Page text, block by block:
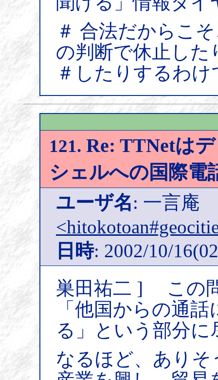
＃ 合法だからこ
の判断で休止した
＃したりするわけ
121. Re: TTNetは
シェルへの国際電
ユーザ名: 一言庵
日時: 2002/10/
巣田祐二 ] この
「他国からの通
る」という部分
なるほど、あり